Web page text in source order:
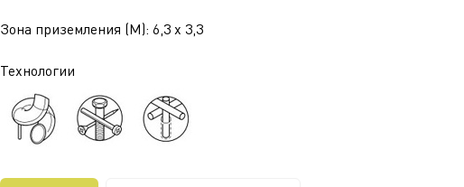
Зона приземления (М): 6,3 x 3,3
Технологии